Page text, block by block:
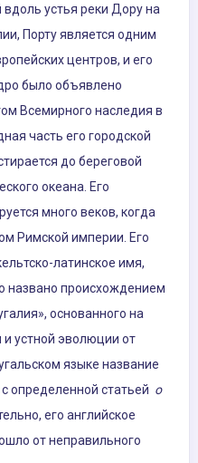
устья реки Дору на
Порту является одним
центров, и его
​​было объявлено
Всемирного наследия в
часть его городской
до береговой
океана. Его
много веков, когда
Римской империи. Его
латинское имя,
названо происхождением
основанного на
и устной эволюции от
языке название
определенной статьей о
его английское
от неправильного